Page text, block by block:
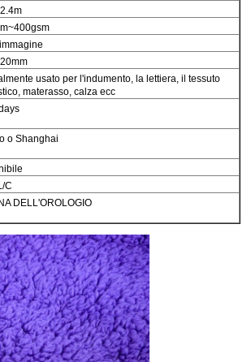
usato per l'indumento, la lettiera, il tessuto
materasso, calza ecc
o Shanghai
C
DELL'OROLOGIO